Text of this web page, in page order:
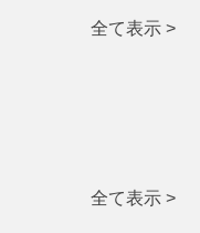
全て表示 >
全て表示 >